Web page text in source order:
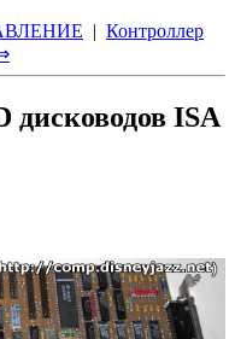
| Контроллер
ISA